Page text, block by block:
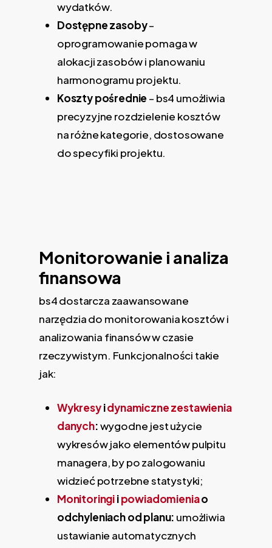
wydatków.
Dostępne zasoby–
oprogramowanie pomaga w
alokacji zasobów i planowaniu
harmonogramu projektu.
Koszty pośrednie – bs4 umożliwia
precyzyjne rozdzielenie kosztów
na różne kategorie, dostosowane
do specyfiki projektu.
Monitorowanie i analiza
finansowa
bs4 dostarcza zaawansowane
narzędzia do monitorowania kosztów i
analizowania finansów w czasie
rzeczywistym. Funkcjonalności takie
jak:
Wykresyidynamiczne zestawienia
danych:wygodne jest użycie
wykresów jako elementów pulpitu
managera, by po zalogowaniu
widzieć potrzebne statystyki;
Monitoringiipowiadomieniao
odchyleniach od planu: umożliwia
ustawianie automatycznych